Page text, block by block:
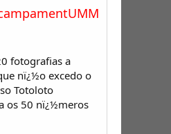
fotografias a
nï¿½o excedo o
Totoloto
os 50 nï¿½meros